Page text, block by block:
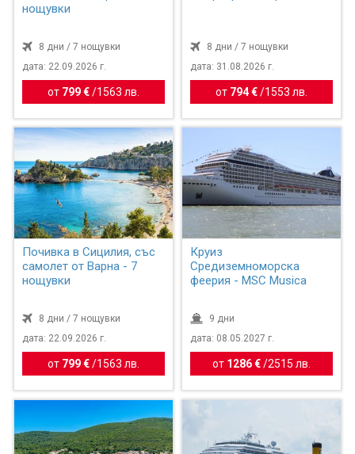
нощувки
8 дни / 7 нощувки
дата: 22.09.2026 г.
от 799 € / 1563 лв.
8 дни / 7 нощувки
дата: 31.08.2026 г.
от 794 €/ 1553 лв.
Почивка в Сицилия, със
самолет от Варна - 7
нощувки
8 дни / 7 нощувки
дата: 22.09.2026 г.
от 799 € / 1563 лв.
Круиз
Средиземноморска
феерия - MSC Musica
9 дни
дата: 08.05.2027 г.
от 1286 €/2515 лв.